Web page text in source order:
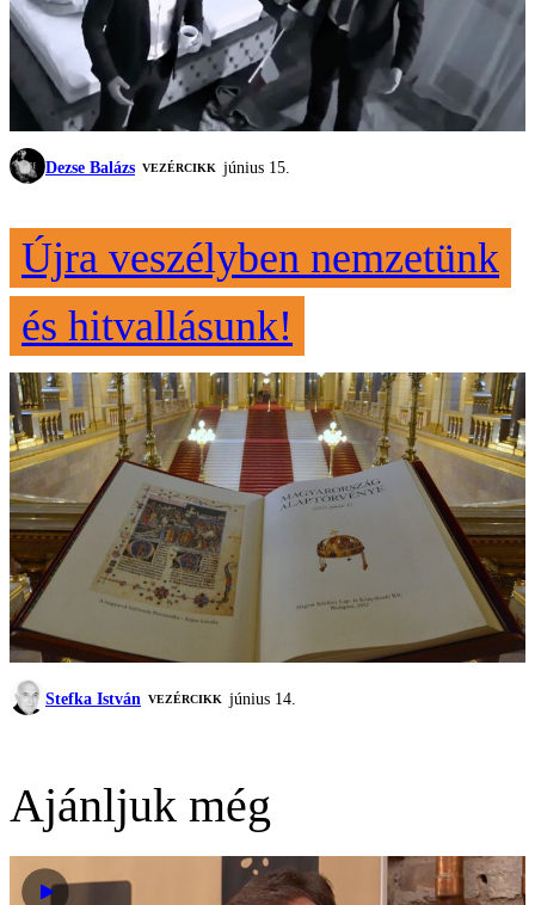
Dezse Balázs VEZÉRCIKK június 15.
Újra veszélyben nemzetünk
és hitvallásunk!
Stefka István VEZÉRCIKK június 14.
Ajánljuk még